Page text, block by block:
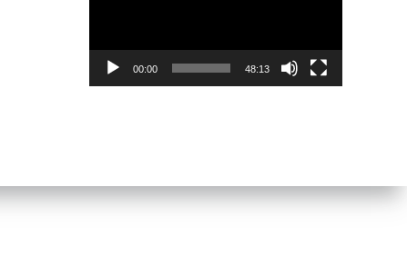
00:00 48:13